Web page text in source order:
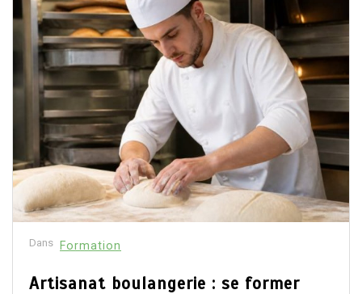
Dans Formation
Artisanat boulangerie : se former